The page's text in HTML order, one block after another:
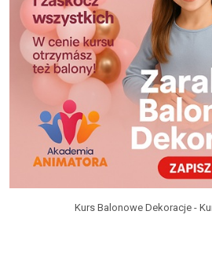
Kurs Balonowe Dekoracje -